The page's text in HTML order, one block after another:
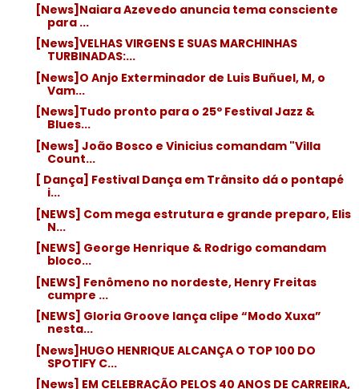
[News]Naiara Azevedo anuncia tema consciente
para ...
[News]VELHAS VIRGENS E SUAS MARCHINHAS
TURBINADAS:...
[News]O Anjo Exterminador de Luis Buñuel, M, o
Vam...
[News]Tudo pronto para o 25º Festival Jazz &
Blues...
[News] João Bosco e Vinicius comandam "Villa
Count...
[ Dança] Festival Dança em Trânsito dá o pontapé
i...
[NEWS] Com mega estrutura e grande preparo, Elis
N...
[NEWS] George Henrique & Rodrigo comandam
bloco...
[NEWS] Fenômeno no nordeste, Henry Freitas
cumpre ...
[NEWS] Gloria Groove lança clipe “Modo Xuxa”
nesta...
[News]HUGO HENRIQUE ALCANÇA O TOP 100 DO
SPOTIFY C...
[News] EM CELEBRAÇÃO PELOS 40 ANOS DE CARREIRA,